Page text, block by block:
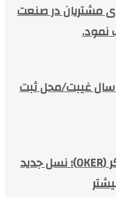
مشتریان در صنعت
نمود.
انصار ویژه سربازان با ۸ سال غیبت/محل ثبت
معرفی کرکره فولادی اوکر (OKER)؛ نسل جدید